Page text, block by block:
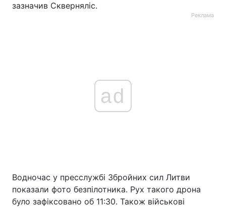
зазначив Скверняліс.
Реклама
ad
Водночас у пресслужбі Збройних сил Литви
показали фото безпілотника. Рух такого дрона
було зафіксовано об 11:30. Також військові